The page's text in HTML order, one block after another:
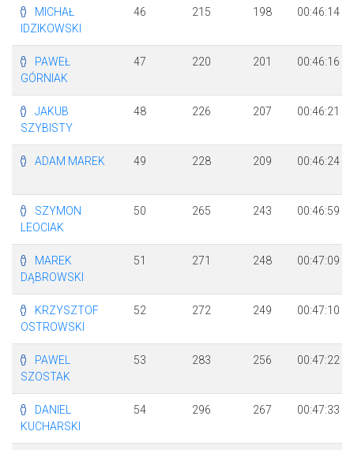
MICHAŁ
IDZIKOWSKI
46 215 198 00:46:14
PAWEŁ
GÓRNIAK
47 220 201 00:46:16
JAKUB
SZYBISTY
48 226 207 00:46:21
ADAM MAREK 49 228 209 00:46:24
SZYMON
LEOCIAK
50 265 243 00:46:59
MAREK
DĄBROWSKI
51 271 248 00:47:09
KRZYSZTOF
OSTROWSKI
52 272 249 00:47:10
PAWEL
SZOSTAK
53 283 256 00:47:22
DANIEL
KUCHARSKI
54 296 267 00:47:33